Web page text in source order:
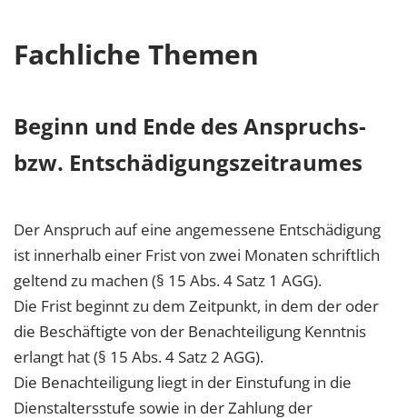
Fachliche Themen
Beginn und Ende des Anspruchs-
bzw. Entschädigungszeitraumes
Der Anspruch auf eine angemessene Entschädigung
ist innerhalb einer Frist von zwei Monaten schriftlich
geltend zu machen (§ 15 Abs. 4 Satz 1 AGG).
Die Frist beginnt zu dem Zeitpunkt, in dem der oder
die Beschäftigte von der Benachteiligung Kenntnis
erlangt hat (§ 15 Abs. 4 Satz 2 AGG).
Die Benachteiligung liegt in der Einstufung in die
Dienstaltersstufe sowie in der Zahlung der